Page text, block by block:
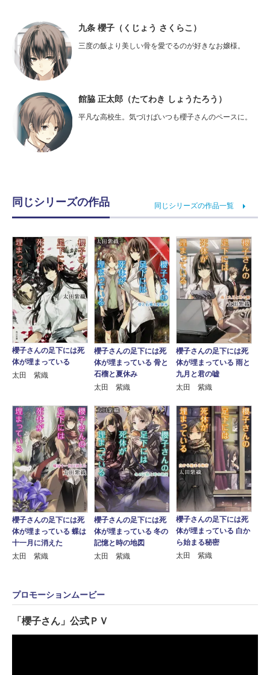
九条 櫻子（くじょう さくらこ）
三度の飯より美しい骨を愛でるのが好きなお嬢様。
館脇 正太郎（たてわき しょうたろう）
平凡な高校生。気づけばいつも櫻子さんのペースに。
同じシリーズの作品 同じシリーズの作品一覧
櫻子さんの足下には死
体が埋まっている
太田 紫織
櫻子さんの足下には死
体が埋まっている 骨と
石榴と夏休み
太田 紫織
櫻子さんの足下には死
体が埋まっている 雨と
九月と君の嘘
太田 紫織
櫻子さんの足下には死
体が埋まっている 蝶は
十一月に消えた
太田 紫織
櫻子さんの足下には死
体が埋まっている 冬の
記憶と時の地図
太田 紫織
櫻子さんの足下には死
体が埋まっている 白か
ら始まる秘密
太田 紫織
プロモーションムービー
「櫻子さん」公式ＰＶ